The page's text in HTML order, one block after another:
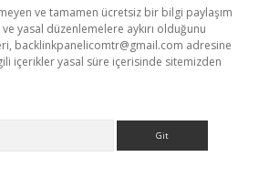
ve tamamen ücretsiz bir bilgi paylaşım
yasal düzenlemelere aykırı olduğunu
backlinkpanelicomtr@gmail.com adresine
içerikler yasal süre içerisinde sitemizden